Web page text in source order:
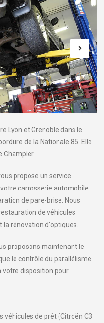
Lyon et Grenoble dans le
de la Nationale 85. Elle
Champier.
propose un service
carrosserie automobile
de pare-brise. Nous
de véhicules
la rénovation d'optiques.
proposons maintenant le
le contrôle du parallélisme.
votre disposition pour
véhicules de prêt (Citroën C3